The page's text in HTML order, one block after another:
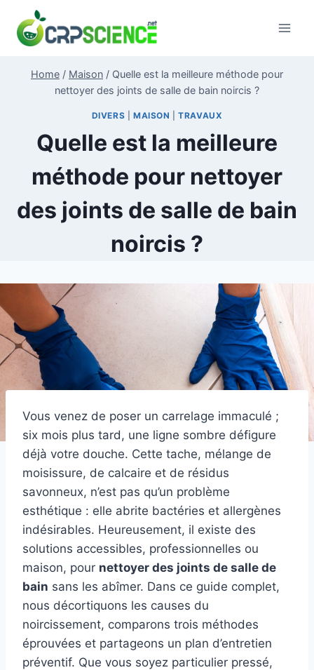
content
Home / Maison / Quelle est la meilleure méthode pour
nettoyer des joints de salle de bain noircis ?
DIVERS MAISON |TRAVAUX
Quelle est la meilleure
méthode pour nettoyer
des joints de salle de bain
noircis ?
Vous venez de poser un carrelage immaculé ;
six mois plus tard, une ligne sombre défigure
déjà votre douche. Cette tache, mélange de
moisissure, de calcaire et de résidus
savonneux, n’est pas qu’un problème
esthétique : elle abrite bactéries et allergènes
indésirables. Heureusement, il existe des
solutions accessibles, professionnelles ou
maison, pour nettoyer des joints de salle de
bain sans les abîmer. Dans ce guide complet,
nous décortiquons les causes du
noircissement, comparons trois méthodes
éprouvées et partageons un plan d’entretien
préventif. Que vous soyez particulier pressé,